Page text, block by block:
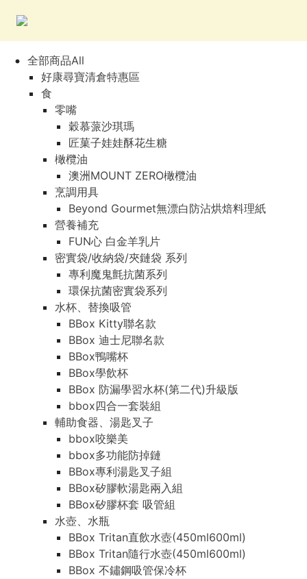
全部商品All
好康尋寶清倉特惠區
食
零嘴
穀慕蒎沙琪瑪
匠菓子娃娃酥花生糖
橄欖油
澳洲MOUNT ZERO橄欖油
烹調用具
Beyond Gourmet無漂白防沾烘焙料理紙
營養補充
FUN心 白金羊乳片
密實袋/收納袋/夾鏈袋 系列
專利魔鬼氈抗菌系列
環保抗菌密實袋系列
水杯、替換吸管
BBox Kitty聯名款
BBox 迪士尼聯名款
BBox鴨嘴杯
BBox學飲杯
BBox 防漏學習水杯(第二代)升級版
bbox四合一套裝組
輔助食器、湯匙叉子
bbox咬樂美
bbox多功能防掉鏈
BBox專利湯匙叉子組
BBox矽膠軟湯匙兩入組
BBox矽膠杯套 吸管組
水壺、水瓶
BBox Tritan直飲水壺(450ml600ml)
BBox Tritan隨行水壺(450ml600ml)
BBox 不鏽鋼吸管保冷杯